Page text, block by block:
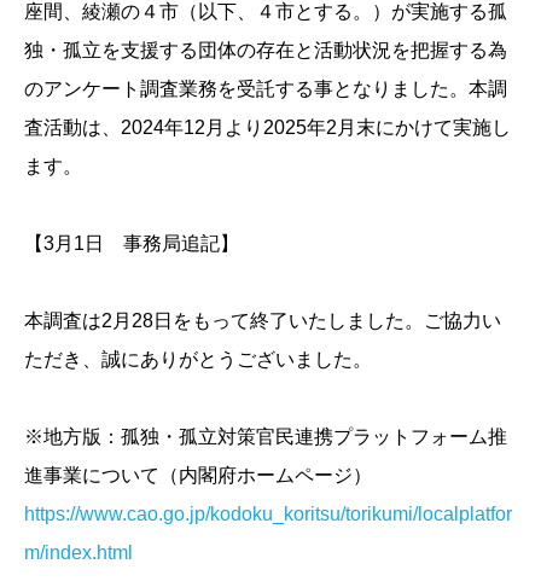
座間、綾瀬の４市（以下、４市とする。）が実施する孤
独・孤立を支援する団体の存在と活動状況を把握する為
のアンケート調査業務を受託する事となりました。本調
査活動は、2024年12月より2025年2月末にかけて実施し
ます。
【3月1日 事務局追記】
本調査は2月28日をもって終了いたしました。ご協力い
ただき、誠にありがとうございました。
※地方版：孤独・孤立対策官民連携プラットフォーム推
進事業について（内閣府ホームページ）
https://www.cao.go.jp/kodoku_koritsu/torikumi/localplatfor
m/index.html